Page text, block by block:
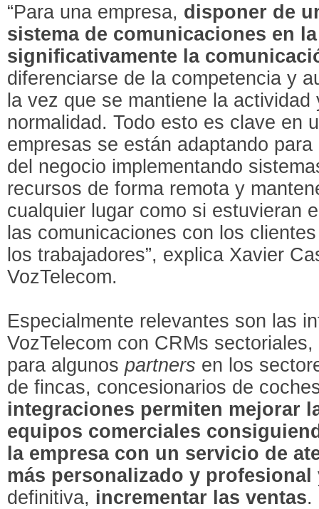
“Para una empresa, disponer de
sistema de comunicaciones en
significativamente la
diferenciarse de la competencia y
la vez que se mantiene la
normalidad. Todo esto es clave en
empresas se están adaptando
del negocio implementando
recursos de forma remota y
cualquier lugar como si estuvieran
las comunicaciones con los
los trabajadores”, explica Xavier
VozTelecom.
Especialmente relevantes son las
VozTelecom con CRMs
para algunospartners en los
de fincas, concesionarios de
integraciones permiten mejorar
equipos comerciales
la empresa con un servicio de
más personalizado y profesional
definitiva, incrementar las ventas.